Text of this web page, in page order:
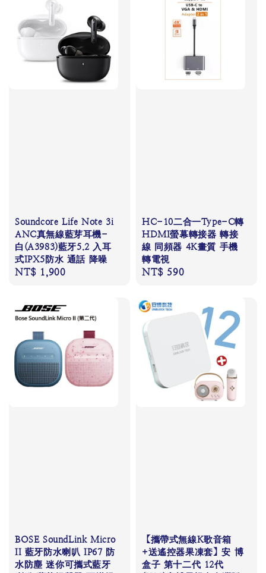
Soundcore Life Note 3i
ANC真無線藍芽耳機-
白(A3983)藍牙5.2 入耳
式IPX5防水 通話 降噪
Regular
NT$ 1,900
HC-10二合一Type-C轉
HDMI螢幕轉接器 轉接
線 同頻器 4K畫質 手機
轉電視
Regular
NT$ 590
BOSE SoundLink Micro
II 藍牙防水喇叭 IP67 防
水防塵 迷你可攜式藍牙
【攜帶式無線K歌音箱
+送遙控器果凍套】安 博
盒子 第十二代 12代